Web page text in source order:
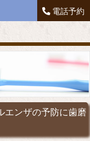
電話予約
ンザの予防に歯磨